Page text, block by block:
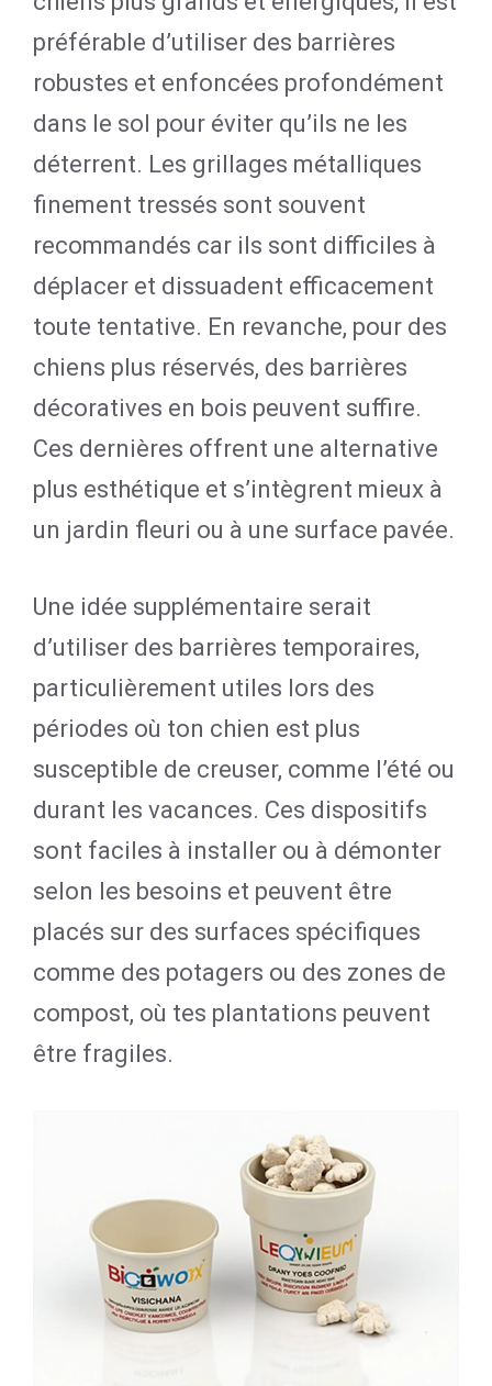
préférable d’utiliser des barrières
robustes et enfoncées profondément
dans le sol pour éviter qu’ils ne les
déterrent. Les grillages métalliques
finement tressés sont souvent
recommandés car ils sont difficiles à
déplacer et dissuadent efficacement
toute tentative. En revanche, pour des
chiens plus réservés, des barrières
décoratives en bois peuvent suffire.
Ces dernières offrent une alternative
plus esthétique et s’intègrent mieux à
un jardin fleuri ou à une surface pavée.
Une idée supplémentaire serait
d’utiliser des barrières temporaires,
particulièrement utiles lors des
périodes où ton chien est plus
susceptible de creuser, comme l’été ou
durant les vacances. Ces dispositifs
sont faciles à installer ou à démonter
selon les besoins et peuvent être
placés sur des surfaces spécifiques
comme des potagers ou des zones de
compost, où tes plantations peuvent
être fragiles.